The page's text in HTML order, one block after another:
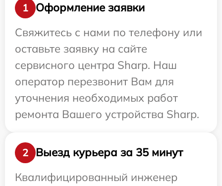
1
Оформление заявки
Свяжитесь с нами по телефону или
оставьте заявку на сайте
сервисного центра Sharp. Наш
оператор перезвонит Вам для
уточнения необходимых работ
ремонта Вашего устройства Sharp.
2
Выезд курьера за 35 минут
Квалифицированный инженер